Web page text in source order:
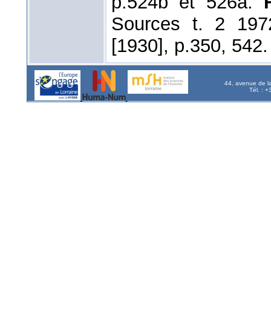
Sources t. 2
[1930], p.350, 542.
44, avenue de
Tél. :